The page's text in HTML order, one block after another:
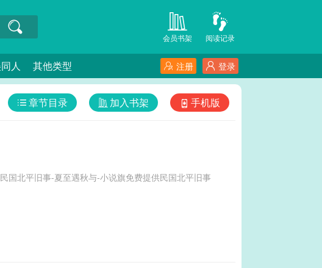
阅读记录
会员书架
人 其他类型 登录
注册
手机版
加入书架
章节目录
国北平旧事-夏至遇秋与-小说旗免费提供民国北平旧事